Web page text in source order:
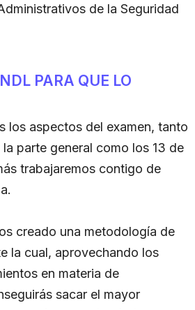
de la Seguridad
PARA QUE LO
los aspectos del examen, tanto
parte general como los 13 de
trabajaremos contigo de
creado una metodología de
la cual, aprovechando los
en materia de
sacar el mayor